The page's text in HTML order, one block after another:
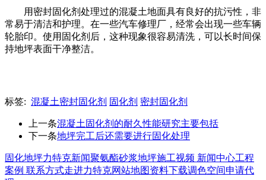
用密封固化剂处理过的混凝土地面具有良好的抗污性，非
常易于清洁和护理。在一些汽车修理厂，经常会出现一些车辆
轮胎印。使用固化剂后，这种现象很容易清洗，可以长时间保
持地坪表面干净整洁。
标签: 混凝土密封固化剂 固化剂 密封固化剂
上一条混凝土固化剂的耐久性能研究主要包括
下一条地坪完工后还需要进行固化处理
固化地坪力特克新闻聚氨酯砂浆地坪施工视频 新闻中心工程
案例 联系方式走进力特克网站地图资料下载调色空间申请代